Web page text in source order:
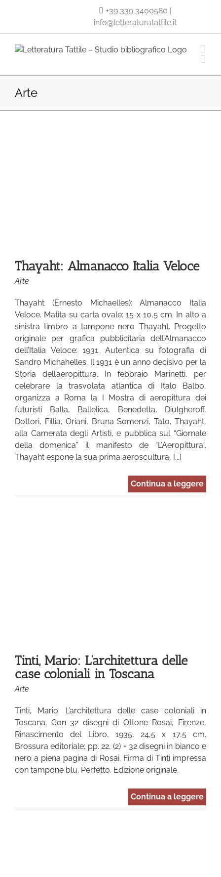
+39 339 3400580 |
info@letteraturatattile.it
Arte
Thayaht: Almanacco Italia Veloce
Arte
Thayaht (Ernesto Michaelles): Almanacco Italia
Veloce. Matita su carta ovale: 15 x 10,5 cm. In alto a
sinistra timbro a tampone nero Thayaht. Progetto
originale per grafica pubblicitaria dell’Almanacco
dell’Italia Veloce: 1931. Autentica su fotografia di
Sandro Michahelles. Il 1931 è un anno decisivo per la
Storia dell’aeropittura. In febbraio Marinetti, per
celebrare la trasvolata atlantica di Italo Balbo,
organizza a Roma la I Mostra di aeropittura dei
futuristi Balla, Ballelica, Benedetta, Diulgheroff,
Dottori, Fillia, Oriani, Bruna Somenzi, Tato, Thayaht,
alla Camerata degli Artisti, e pubblica sul “Giornale
della domenica” il manifesto de “L’Aeropittura”.
Thayaht espone la sua prima aeroscultura, [...]
Continua a leggere
Tinti, Mario: L’architettura delle
case coloniali in Toscana
Arte
Tinti, Mario: L’architettura delle case coloniali in
Toscana. Con 32 disegni di Ottone Rosai, Firenze,
Rinascimento del Libro, 1935, 24,5 x 17,5 cm.
Brossura editoriale; pp. 22, (2) + 32 disegni in bianco e
nero a piena pagina di Rosai. Firma di Tinti impressa
con tampone blu. Perfetto. Edizione originale.
Continua a leggere